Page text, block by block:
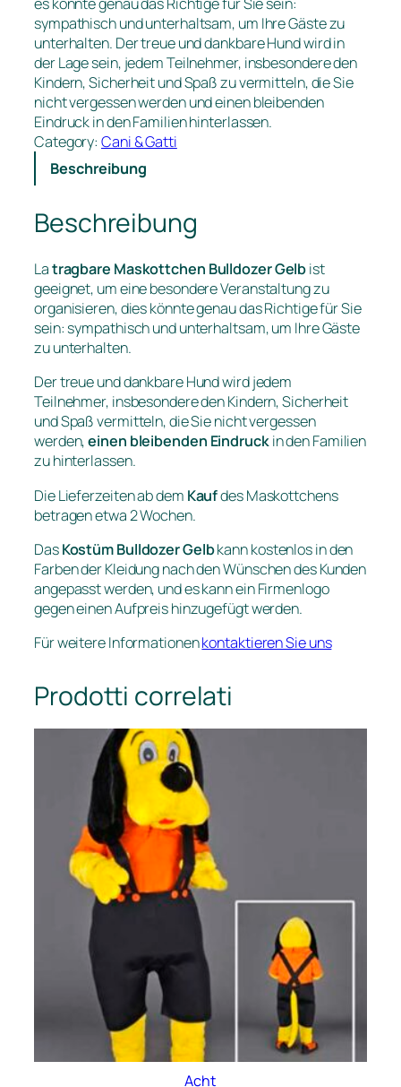
sympathisch und unterhaltsam, um Ihre Gäste zu
unterhalten. Der treue und dankbare Hund wird in
der Lage sein, jedem Teilnehmer, insbesondere den
Kindern, Sicherheit und Spaß zu vermitteln, die Sie
nicht vergessen werden und einen bleibenden
Eindruck in den Familien hinterlassen.
Category:Cani & Gatti
Beschreibung
Beschreibung
Latragbare Maskottchen Bulldozer Gelbist
geeignet, um eine besondere Veranstaltung zu
organisieren, dies könnte genau das Richtige für Sie
sein: sympathisch und unterhaltsam, um Ihre Gäste
zu unterhalten.
Der treue und dankbare Hund wird jedem
Teilnehmer, insbesondere den Kindern, Sicherheit
und Spaß vermitteln, die Sie nicht vergessen
werden,einen bleibenden Eindruckin den Familien
zu hinterlassen.
Die Lieferzeiten ab dem Kaufdes Maskottchens
betragen etwa 2 Wochen.
DasKostüm Bulldozer Gelbkann kostenlos in den
Farben der Kleidung nach den Wünschen des Kunden
angepasst werden, und es kann ein Firmenlogo
gegen einen Aufpreis hinzugefügt werden.
Für weitere Informationenkontaktieren Sie uns
Prodotti correlati
Acht